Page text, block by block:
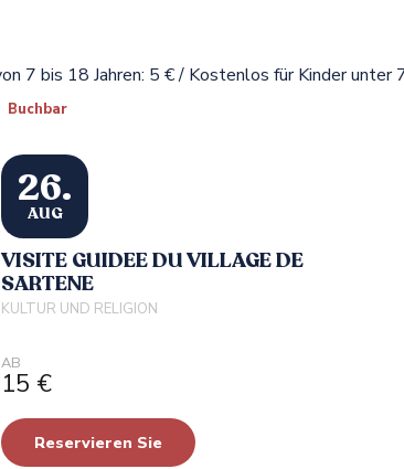
7 bis 18 Jahren: 5 € / Kostenlos für Kinder unter
26.
AUG
VISITE GUIDEE DU VILLAGE DE
SARTENE
KULTUR UND RELIGION
AB
15 €
Reservieren Sie
Buchbar